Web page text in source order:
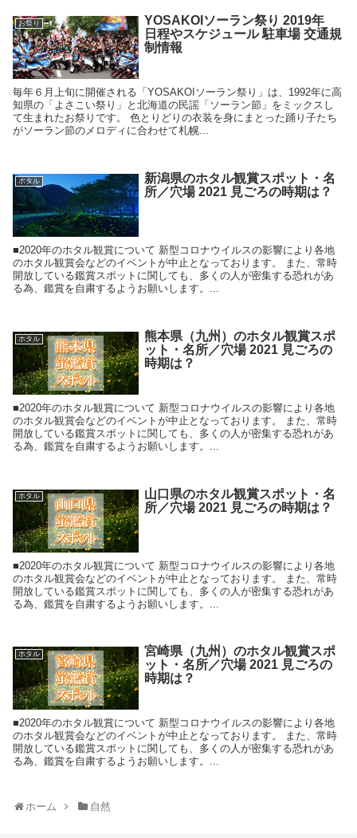
お祭り
YOSAKOIソーラン祭り 2019年
日程やスケジュール 駐車場 交通規
制情報
毎年６月上旬に開催される「YOSAKOIソーラン祭り」は、1992年に高
知県の「よさこい祭り」と北海道の民謡「ソーラン節」をミックスし
て生まれたお祭りです。 色とりどりの衣装を身にまとった踊り子たち
がソーラン節のメロディに合わせて札幌...
ホタル
新潟県のホタル観賞スポット・名
所／穴場 2021 見ごろの時期は？
■2020年のホタル観賞について 新型コロナウイルスの影響により各地
のホタル観賞会などのイベントが中止となっております。 また、常時
開放している鑑賞スポットに関しても、多くの人が密集する恐れがあ
る為、鑑賞を自粛するようお願いします。...
ホタル
熊本県（九州）のホタル観賞スポ
ット・名所／穴場 2021 見ごろの
時期は？
■2020年のホタル観賞について 新型コロナウイルスの影響により各地
のホタル観賞会などのイベントが中止となっております。 また、常時
開放している鑑賞スポットに関しても、多くの人が密集する恐れがあ
る為、鑑賞を自粛するようお願いします。...
ホタル
山口県のホタル観賞スポット・名
所／穴場 2021 見ごろの時期は？
■2020年のホタル観賞について 新型コロナウイルスの影響により各地
のホタル観賞会などのイベントが中止となっております。 また、常時
開放している鑑賞スポットに関しても、多くの人が密集する恐れがあ
る為、鑑賞を自粛するようお願いします。...
ホタル
宮崎県（九州）のホタル観賞スポ
ット・名所／穴場 2021 見ごろの
時期は？
■2020年のホタル観賞について 新型コロナウイルスの影響により各地
のホタル観賞会などのイベントが中止となっております。 また、常時
開放している鑑賞スポットに関しても、多くの人が密集する恐れがあ
る為、鑑賞を自粛するようお願いします。...
ホーム 自然